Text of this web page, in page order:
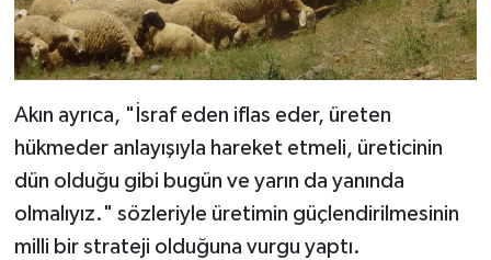
Akın ayrıca, "İsraf eden iflas eder, üreten
hükmeder anlayışıyla hareket etmeli, üreticinin
dün olduğu gibi bugün ve yarın da yanında
olmalıyız." sözleriyle üretimin güçlendirilmesinin
milli bir strateji olduğuna vurgu yaptı.